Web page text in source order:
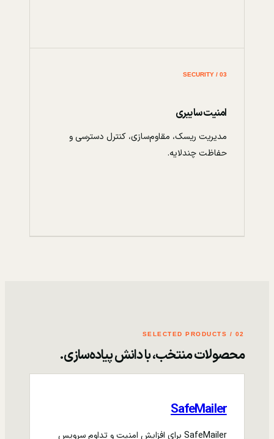
03 / SECURITY
امنیت سایبری
مدیریت ریسک، مقاوم‌سازی، کنترل دسترسی و
حفاظت چندلایه.
02 / SELECTED PRODUCTS
محصولات منتخب، با دانش پیاده‌سازی.
SafeMailer
SafeMailer برای افزایش امنیت و تداوم سرویس